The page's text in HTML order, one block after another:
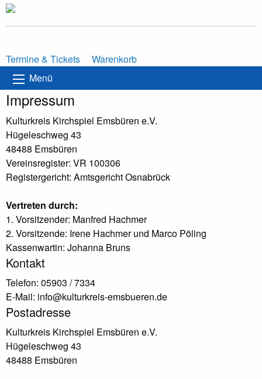
Termine & Tickets
Warenkorb
Menü
Impressum
Kulturkreis Kirchspiel Emsbüren e.V.
Hügeleschweg 43
48488 Emsbüren
Vereinsregister: VR 100306
Registergericht: Amtsgericht Osnabrück
Vertreten durch:
1. Vorsitzender: Manfred Hachmer
2. Vorsitzende: Irene Hachmer und Marco Pöling
Kassenwartin: Johanna Bruns
Kontakt
Telefon: 05903 / 7334
E-Mail: info@kulturkreis-emsbueren.de
Postadresse
Kulturkreis Kirchspiel Emsbüren e.V.
Hügeleschweg 43
48488 Emsbüren